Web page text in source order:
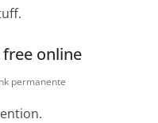
online
permanente